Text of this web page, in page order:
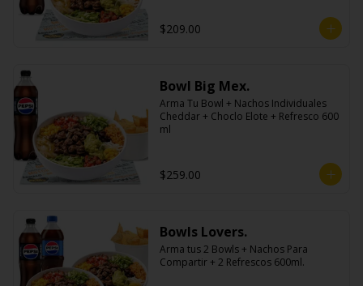
$209.00
Bowl Big Mex.
Arma Tu Bowl + Nachos Individuales
Cheddar + Choclo Elote + Refresco 600
ml
$259.00
Bowls Lovers.
Arma tus 2 Bowls + Nachos Para
Compartir + 2 Refrescos 600ml.